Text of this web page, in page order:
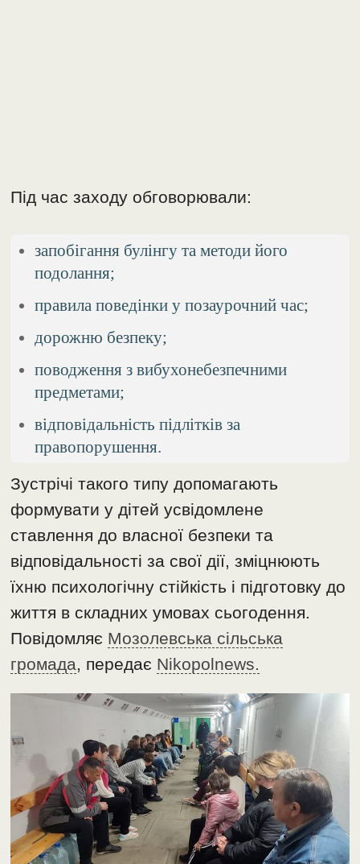
Під час заходу обговорювали:
запобігання булінгу та методи його
подолання;
правила поведінки у позаурочний час;
дорожню безпеку;
поводження з вибухонебезпечними
предметами;
відповідальність підлітків за
правопорушення.
Зустрічі такого типу допомагають
формувати у дітей усвідомлене
ставлення до власної безпеки та
відповідальності за свої дії, зміцнюють
їхню психологічну стійкість і підготовку до
життя в складних умовах сьогодення.
Повідомляє Мозолевська сільська
громада, передає Nikopolnews.